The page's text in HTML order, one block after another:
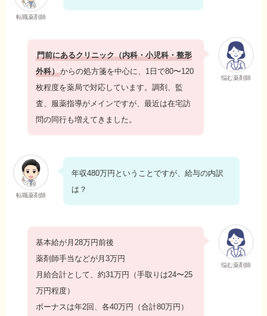
転職薬剤師
悩む薬剤師
門前にあるクリニック（内科・小児科・整形
外科）からの処方箋を中心に、1日で80〜120
枚程度を薬局で対応しています。調剤、監
査、服薬指導がメインですが、最近は在宅訪
問の同行も増えてきました。
転職薬剤師
年収480万円ということですが、給与の内訳
は？
悩む薬剤師
基本給が月28万円前後
薬剤師手当などが月3万円
月給合計として、約31万円（手取りは24〜25
万円程度）
ボーナスは年2回、各40万円（合計80万円）